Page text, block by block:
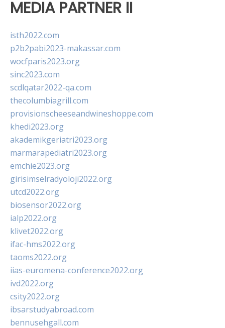
MEDIA PARTNER II
isth2022.com
p2b2pabi2023-makassar.com
wocfparis2023.org
sinc2023.com
scdlqatar2022-qa.com
thecolumbiagrill.com
provisionscheeseandwineshoppe.com
khedi2023.org
akademikgeriatri2023.org
marmarapediatri2023.org
emchie2023.org
girisimselradyoloji2022.org
utcd2022.org
biosensor2022.org
ialp2022.org
klivet2022.org
ifac-hms2022.org
taoms2022.org
iias-euromena-conference2022.org
ivd2022.org
csity2022.org
ibsarstudyabroad.com
bennusehgall.com